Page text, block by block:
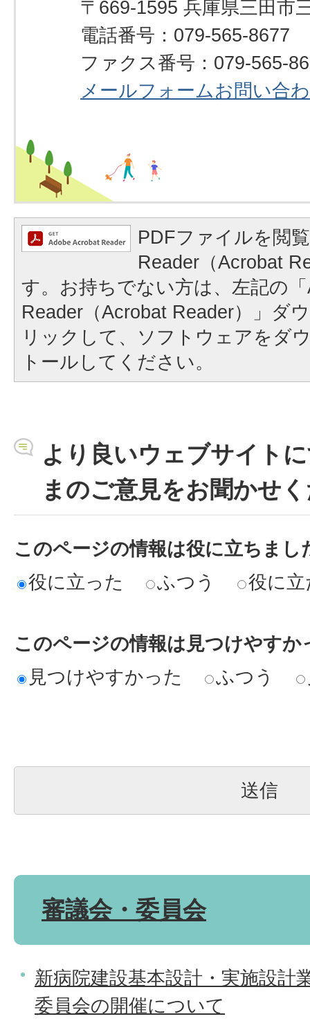
〒669-1595 兵庫県三田市
電話番号：079-565-8677
ファクス番号：079-565-
メールフォームお問い合
PDFファイルを閲
Reader（Acrobat
す。お持ちでない方は、左記の
Reader（Acrobat Reader）」ダ
リックして、ソフトウェアをダ
トールしてください。
より良いウェブサイト
まのご意見をお聞かせ
このページの情報は役に立ちまし
役に立った
ふつう 役に
このページの情報は見つけやすか
見つけやすかった
ふつう
審議会・委員会
新病院建設基本設計・実施設計
委員会の開催について